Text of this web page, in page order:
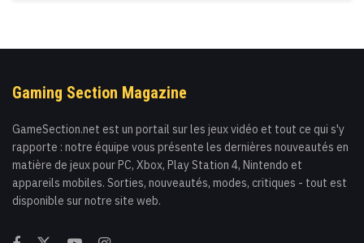
Gaming Section Magazine
GameSection.net est un portail sur les jeux vidéo et tout ce qui s'y
rapporte : notre équipe vous présente les dernières nouveautés en
matière de jeux pour PC, Xbox, Play Station 4, Nintendo et
appareils mobiles. Sorties, nouveautés, modes, critiques - tout est
disponible sur notre site web.